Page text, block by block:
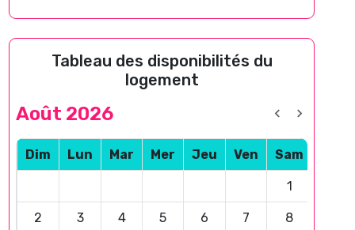
Tableau des disponibilités du
logement
Août 2026
Dim Lun Mar Mer Jeu Ven Sam
1
2 3 4 5 6 7 8